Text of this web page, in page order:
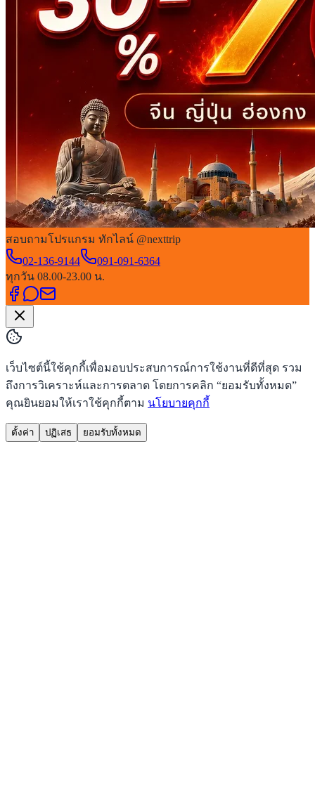
สอบถามโปรแกรม ทักไลน์ @nexttrip
02-136-9144
091-091-6364
ทุกวัน 08.00-23.00 น.
เว็บไซต์นี้ใช้คุกกี้เพื่อมอบประสบการณ์การใช้งานที่ดีที่สุด รวม
ถึงการวิเคราะห์และการตลาด โดยการคลิก “ยอมรับทั้งหมด”
คุณยินยอมให้เราใช้คุกกี้ตาม นโยบายคุกกี้
ตั้งค่า ปฏิเสธ ยอมรับทั้งหมด